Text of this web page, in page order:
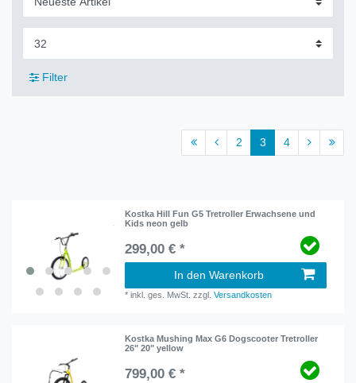
Filter
2 3 4
Kostka Hill Fun G5 Tretroller Erwachsene und
Kids neon gelb
299,00 € *
In den Warenkorb
*inkl. ges. MwSt. zzgl.Versandkosten
Kostka Mushing Max G6 Dogscooter Tretroller
26" 20" yellow
799,00 € *